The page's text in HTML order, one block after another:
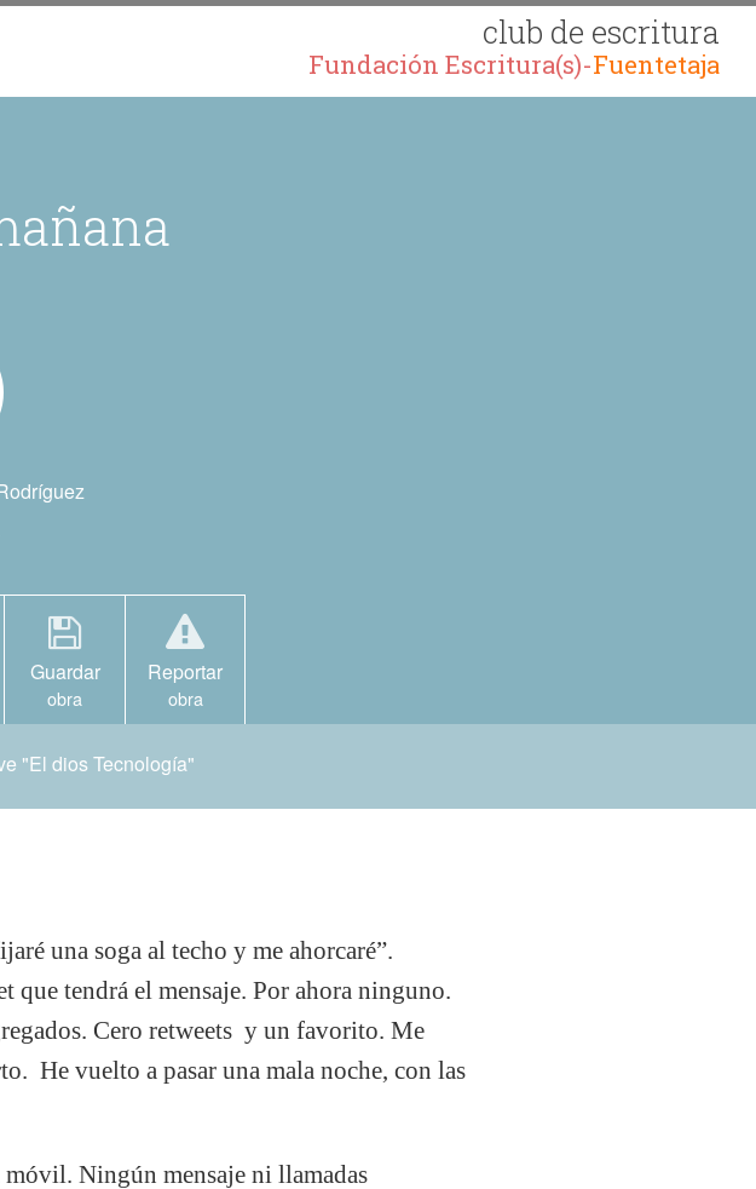
club de escritura
Fundación Escritura(s)-Fuentetaja
Guardar
obra
Reportar
obra
"El dios Tecnología"
una soga al techo y me ahorcaré”.
que tendrá el mensaje. Por ahora ninguno.
Cero retweets y un favorito. Me
He vuelto a pasar una mala noche, con las
Ningún mensaje ni llamadas